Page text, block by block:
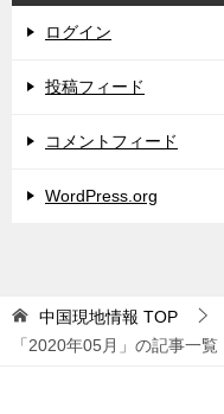
ログイン
投稿フィード
コメントフィード
WordPress.org
中国現地情報 TOP
「2020年05月」の記事一覧